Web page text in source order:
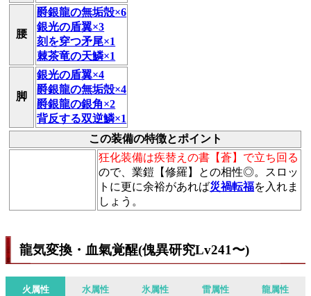
腰
爵銀龍の無垢殻×6
銀光の盾翼×3
刻を穿つ矛尾×1
棘茶竜の天鱗×1
脚
銀光の盾翼×4
爵銀龍の無垢殻×4
爵銀龍の銀角×2
背反する双逆鱗×1
この装備の特徴とポイント
狂化装備は疾替えの書【蒼】で立ち回る
ので、業鎧【修羅】との相性◎。スロッ
トに更に余裕があれば災禍転福を入れま
しょう。
龍気変換・血氣覚醒(傀異研究Lv241〜)
火属性 水属性 氷属性 雷属性 龍属性